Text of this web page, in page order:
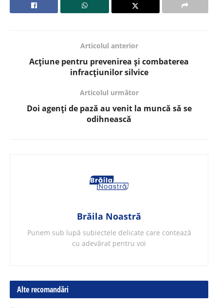
Articolul anterior
Acțiune pentru prevenirea și combaterea
infracțiunilor silvice
Articolul următor
Doi agenți de pază au venit la muncă să se
odihnească
Brăila Noastră
Punem sub lupă subiectele delicate care contează
cu adevărat pentru voi
Alte recomandări